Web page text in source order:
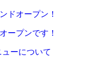
ドオープン！
ープンです！
ーについて